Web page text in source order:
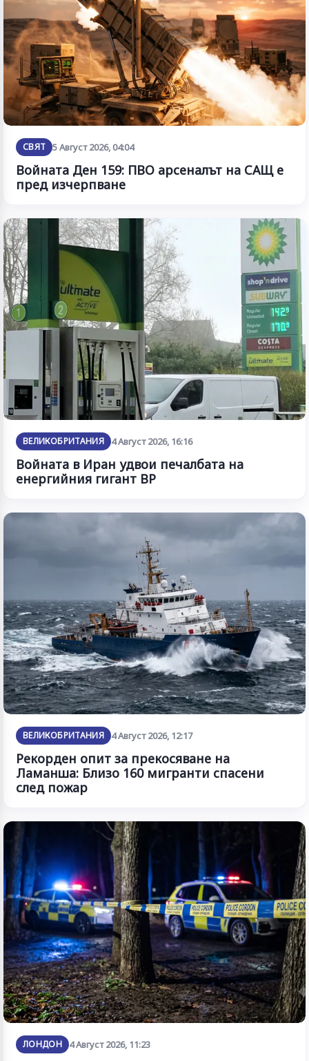
СВЯТ 5 Август 2026, 04:04
Войната Ден 159: ПВО арсеналът на САЩ е
пред изчерпване
ВЕЛИКОБРИТАНИЯ 4 Август 2026, 16:16
Войната в Иран удвои печалбата на
енергийния гигант BP
ВЕЛИКОБРИТАНИЯ 4 Август 2026, 12:17
Рекорден опит за прекосяване на
Ламанша: Близо 160 мигранти спасени
след пожар
ЛОНДОН 4 Август 2026, 11:23